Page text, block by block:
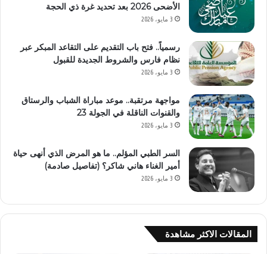
الأضحى 2026 بعد تحديد غرة ذي الحجة
3 مايو، 2026
رسمياً.. فتح باب التقديم على التقاعد المبكر عبر
نظام فارس والشروط الجديدة للقبول
3 مايو، 2026
مواجهة مرتقبة.. موعد مباراة الشباب والرستاق
والقنوات الناقلة في الجولة 23
3 مايو، 2026
السر الطبي المؤلم.. ما هو المرض الذي أنهى حياة
أمير الغناء هاني شاكر؟ (تفاصيل صادمة)
3 مايو، 2026
المقالات الاكثر مشاهدة